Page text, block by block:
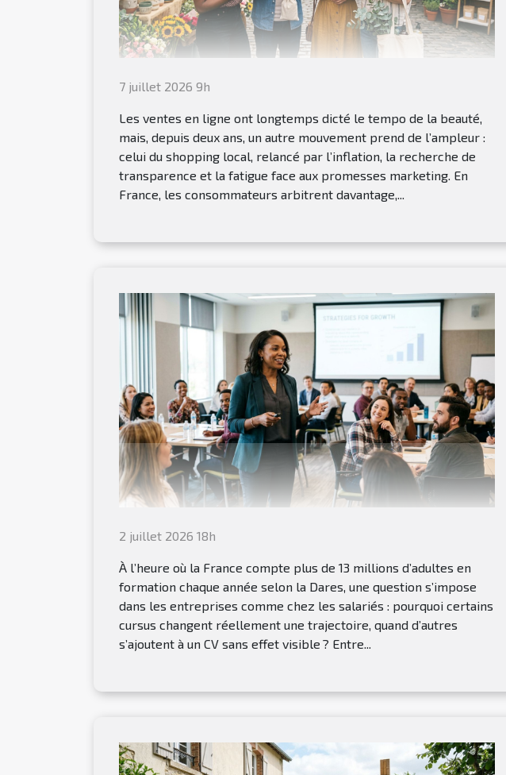
7 juillet 2026 9h
Les ventes en ligne ont longtemps dicté le tempo de la beauté,
mais, depuis deux ans, un autre mouvement prend de l’ampleur :
celui du shopping local, relancé par l’inflation, la recherche de
transparence et la fatigue face aux promesses marketing. En
France, les consommateurs arbitrent davantage,...
2 juillet 2026 18h
À l’heure où la France compte plus de 13 millions d’adultes en
formation chaque année selon la Dares, une question s’impose
dans les entreprises comme chez les salariés : pourquoi certains
cursus changent réellement une trajectoire, quand d’autres
s’ajoutent à un CV sans effet visible ? Entre...